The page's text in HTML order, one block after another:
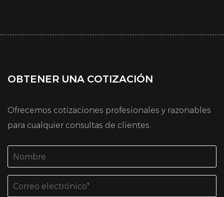
OBTENER UNA COTIZACIÓN
Ofrecemos cotizaciones profesionales y razonables
para cualquier consultas de clientes.